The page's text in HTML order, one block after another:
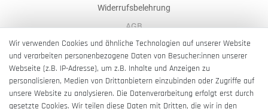
Widerrufsbelehrung
AGB
Impressum
Barrierefreiheitserklärung
Wir verwenden Cookies und ähnliche Technologien auf unserer Website
und verarbeiten personenbezogene Daten von Besucher:innen unserer
Webseite (z.B. IP-Adresse), um z.B. Inhalte und Anzeigen zu
personalisieren, Medien von Drittanbietern einzubinden oder Zugriffe auf
unsere Website zu analysieren. Die Datenverarbeitung erfolgt erst durch
gesetzte Cookies. Wir teilen diese Daten mit Dritten, die wir in den